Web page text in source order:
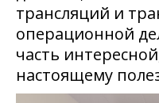
трансляций и
операционной
часть
настоящему